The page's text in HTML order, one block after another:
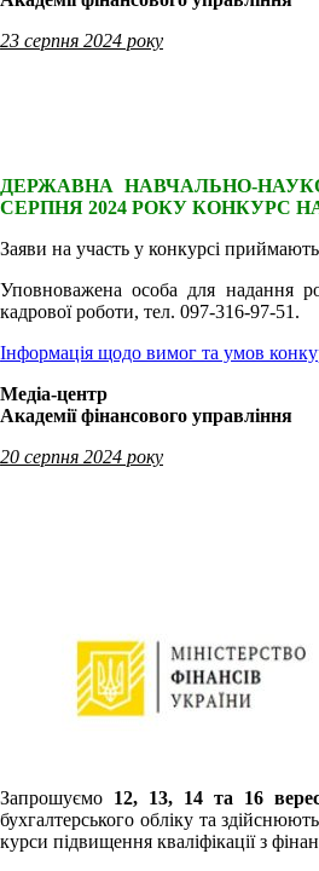
23 серпня 2024 року
ДЕРЖАВНА НАВЧАЛЬНО-
СЕРПНЯ 2024 РОКУ КОНКУРС
Заяви на участь у конкурсі
Уповноважена особа для надання
кадрової роботи, тел. 097-316-97-51.
Інформація щодо вимог та умов
Медіа-центр
Академії фінансового управління
20 серпня 2024 року
Запрошуємо 12, 13, 14 та 16
бухгалтерського обліку та
курси підвищення кваліфікації з